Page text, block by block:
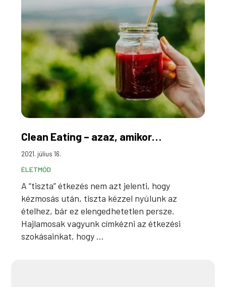
Clean Eating – azaz, amikor…
2021. július 16.
ÉLETMÓD
A “tiszta” étkezés nem azt jelenti, hogy
kézmosás után, tiszta kézzel nyúlunk az
ételhez, bár ez elengedhetetlen persze.
Hajlamosak vagyunk címkézni az étkezési
szokásainkat, hogy ...